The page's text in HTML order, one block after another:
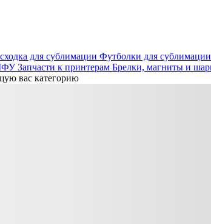
для сублимации Футболки для
Запчасти к принтерам Брелки, магниты и
вас категорию